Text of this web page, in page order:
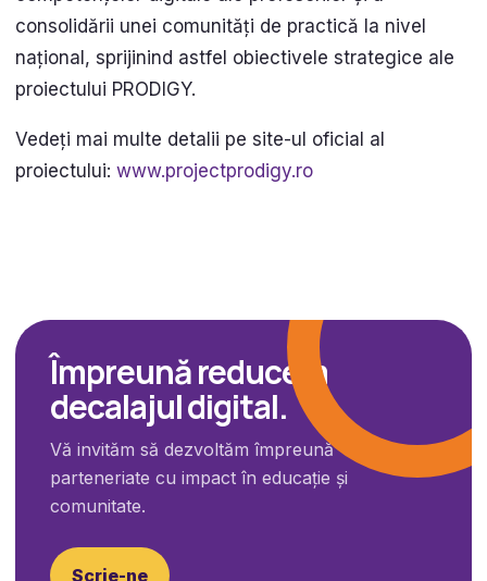
consolidării unei comunități de practică la nivel
național, sprijinind astfel obiectivele strategice ale
proiectului PRODIGY.
Vedeți mai multe detalii pe site-ul oficial al
proiectului: www.projectprodigy.ro
Împreună reducem
decalajul digital.
Vă invităm să dezvoltăm împreună
parteneriate cu impact în educație și
comunitate.
Scrie-ne